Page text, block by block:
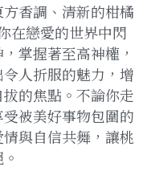
香調、清新的柑橘
在戀愛的世界中閃
掌握著至高神權，
人折服的魅力，增
的焦點。不論你走
被美好事物包圍的
與自信共舞，讓桃